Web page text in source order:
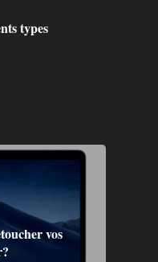
types
vos